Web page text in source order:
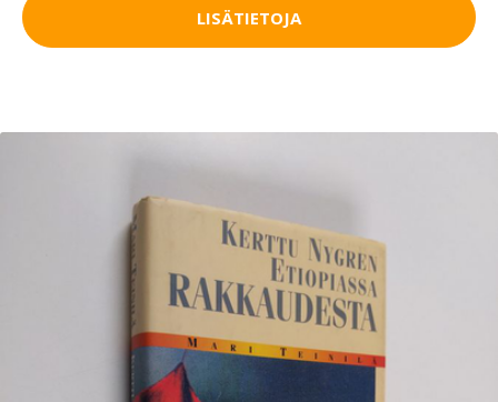
LISÄTIETOJA